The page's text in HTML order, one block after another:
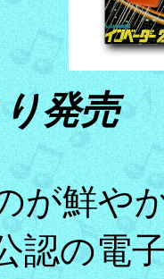
発売
が鮮や
認の電